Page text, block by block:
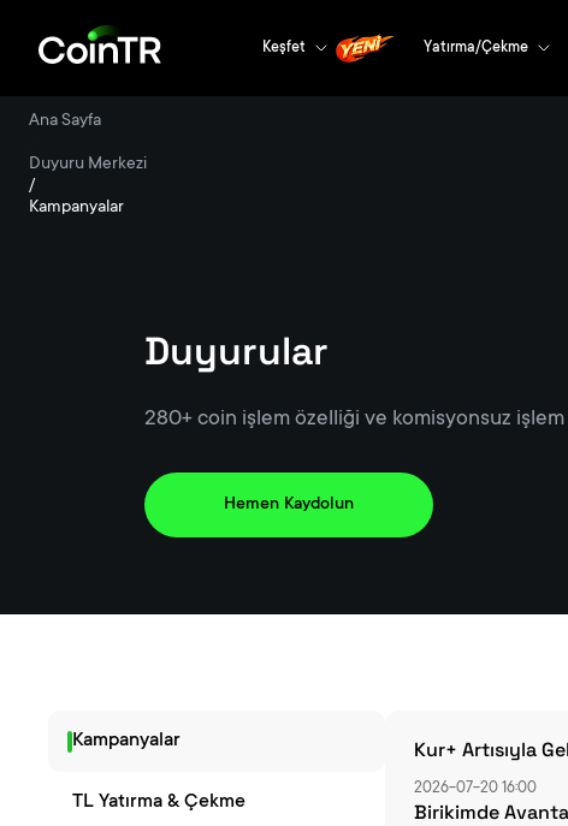
Keşfet Yatırma/Çekme
Ana Sayfa
Duyuru Merkezi
/
Kampanyalar
Duyurular
280+ coin işlem özelliği ve komisyonsuz
Hemen Kaydolun
Kampanyalar
TL Yatırma & Çekme
Kur+ Artısıyla
2026-07-20 16:00
Birikimde